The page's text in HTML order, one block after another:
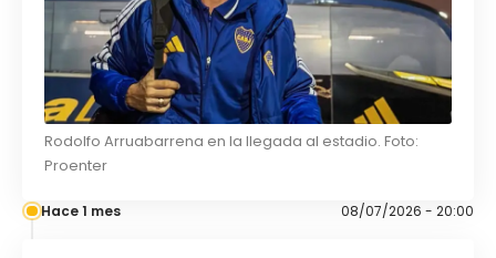
Rodolfo Arruabarrena en la llegada al estadio. Foto:
Proenter
Hace 1 mes 08/07/2026 - 20:00